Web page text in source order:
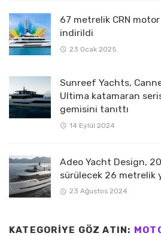
67 metrelik CRN
indirildi
23 Ocak 2025
Sunreef Yachts,
Ultima katamaran
gemisini tanıttı
14 Eylül 2024
Adeo Yacht Design,
sürülecek 26 metrelik
23 Ağustos 2024
KATEGORIYE GÖZ ATIN: